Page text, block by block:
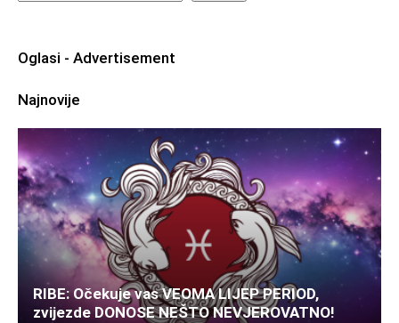
Oglasi - Advertisement
Najnovije
RIBE: Očekuje vas VEOMA LIJEP PERIOD,
zvijezde DONOSE NEŠTO NEVJEROVATNO!